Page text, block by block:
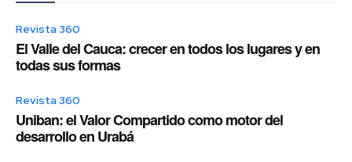
Revista 360
El Valle del Cauca: crecer en todos los lugares y en
todas sus formas
Revista 360
Uniban: el Valor Compartido como motor del
desarrollo en Urabá